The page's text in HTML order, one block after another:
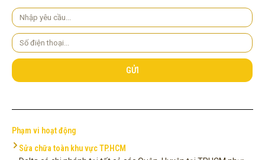
Yêu
cầu
Số
điện
thoại
GỬI
Phạm vi hoạt động
Sửa chữa toàn khu vực TP.HCM